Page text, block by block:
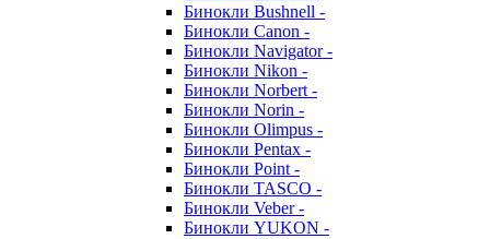
Бинокли Bushnell -
Бинокли Canon -
Бинокли Navigator -
Бинокли Nikon -
Бинокли Norbert -
Бинокли Norin -
Бинокли Olimpus -
Бинокли Pentax -
Бинокли Point -
Бинокли TASCO -
Бинокли Veber -
Бинокли YUKON -